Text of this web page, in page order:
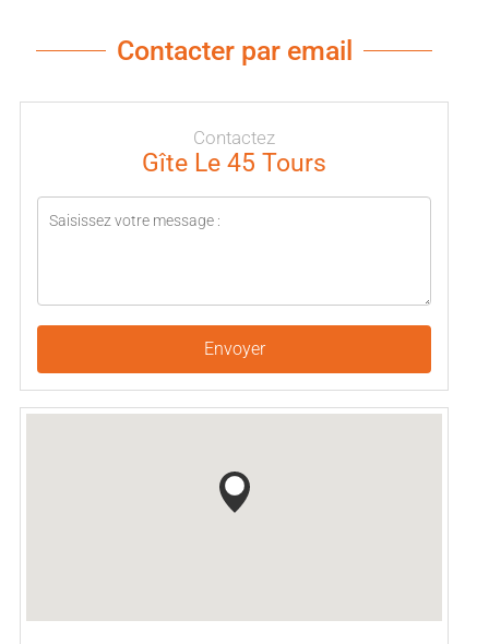
Contacter par email
Contactez
Gîte Le 45 Tours
Envoyer